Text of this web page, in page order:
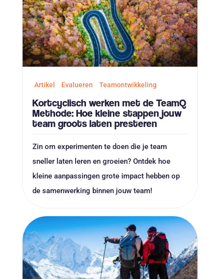
Artikel Evalueren Teamontwikkeling
Kortcyclisch werken met de TeamQ
Methode: Hoe kleine stappen jouw
team groots laten presteren
Zin om experimenten te doen die je team
sneller laten leren en groeien? Ontdek hoe
kleine aanpassingen grote impact hebben op
de samenwerking binnen jouw team!